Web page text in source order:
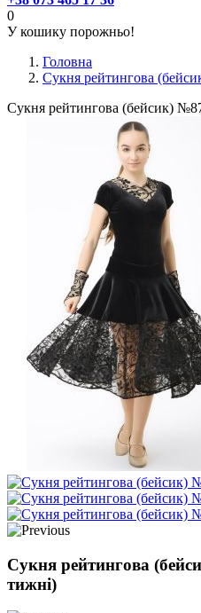
0
У кошику порожньо!
Головна
Сукня рейтингова
Сукня рейтингова (бейсик)
Сукня рейтингова
тижні)